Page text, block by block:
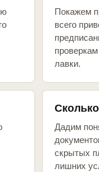
Покажем
всего
лавки.
Дадим
скрытых
лишних